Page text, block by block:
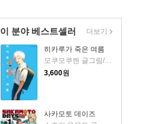
이 분야 베스트셀러
히카루가 죽은 여름
3,600원
사카모토 데이즈
더보기